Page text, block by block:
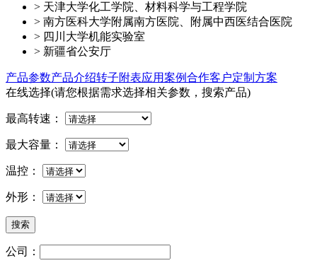
> 天津大学化工学院、材料科学与工程学院
> 南方医科大学附属南方医院、附属中西医结合医院
> 四川大学机能实验室
> 新疆省公安厅
产品参数产品介绍转子附表应用案例合作客户定制方案
在线选择(请您根据需求选择相关参数，搜索产品)
最高转速 ：
最大容量 ：
温控 ：
外形 ：
公司：